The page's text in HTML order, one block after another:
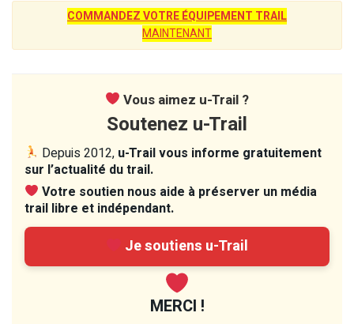
COMMANDEZ VOTRE ÉQUIPEMENT TRAIL
MAINTENANT
Vous aimez u-Trail ?
Soutenez u-Trail
Depuis 2012, u-Trail vous informe gratuitement
sur l’actualité du trail.
Votre soutien nous aide à préserver un média
trail libre et indépendant.
Je soutiens u-Trail
MERCI !